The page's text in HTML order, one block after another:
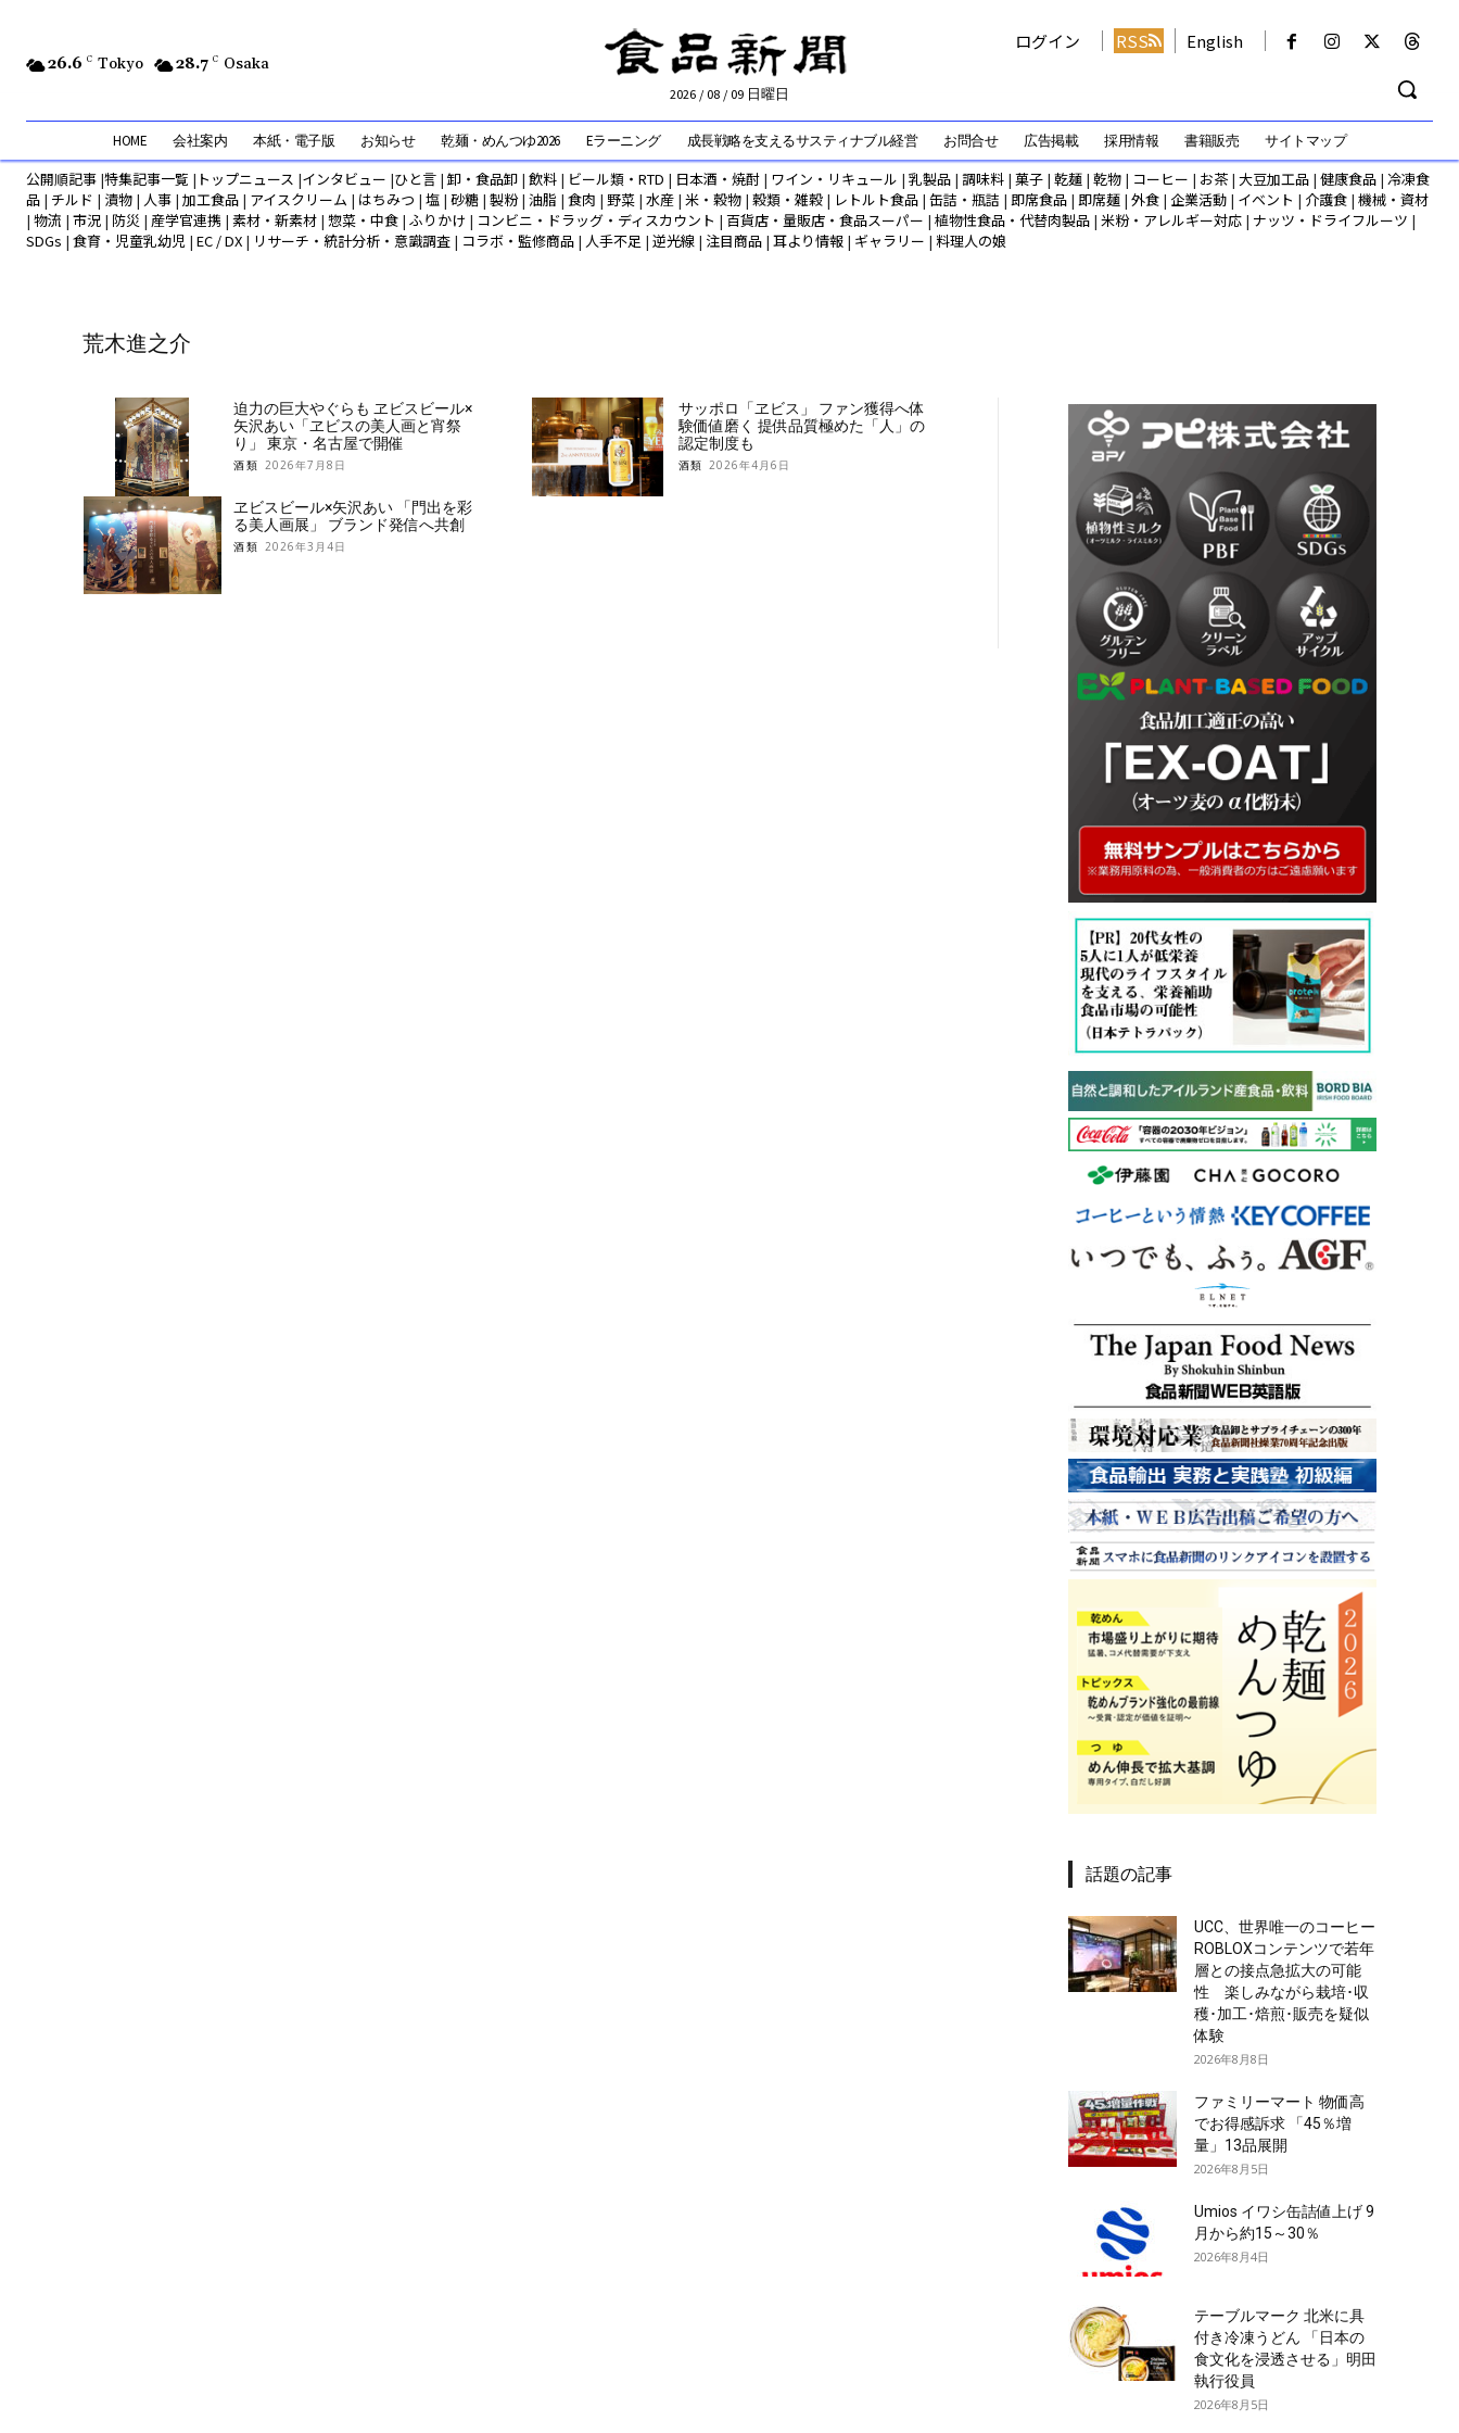
26.6 C Tokyo 28.7 C Osaka
2026 / 08 / 09 日曜日
ログイン RSS English
HOME 会社案内 本紙・電子版 お知らせ 乾麺・めんつゆ2026 Eラーニング 成長戦略を支えるサスティナブル経営 お問合せ 広告掲載 採用情報 書籍販売 サイトマップ
公開順記事 |特集記事一覧 | トップニュース |インタビュー |ひと言 |卸・食品卸 | 飲料 | ビール類・RTD | 日本酒・焼酎 | ワイン・リキュール | 乳製品 | 調味料 | 菓子 | 乾麺 | 乾物 | コーヒー | お茶 | 大豆加工品 | 健康食品 | 冷凍食
品 | チルド | 漬物 | 人事 | 加工食品 | アイスクリーム | はちみつ | 塩 | 砂糖 | 製粉| 油脂 | 食肉 | 野菜 | 水産 | 米・穀物 | 穀類・雑穀 | レトルト食品 | 缶詰・瓶詰 | 即席食品 | 即席麺 | 外食 | 企業活動 | イベント | 介護食 | 機械・資材
| 物流 | 市況 | 防災 | 産学官連携 | 素材・新素材 | 惣菜・中食 | ふりかけ | コンビニ・ドラッグ・ディスカウント | 百貨店・量販店・食品スーパー | 植物性食品・代替肉製品 | 米粉・アレルギー対応 | ナッツ・ドライフルーツ |
SDGs | 食育・児童乳幼児 | EC / DX | リサーチ・統計分析・意識調査 | コラボ・監修商品 | 人手不足 | 逆光線 | 注目商品 | 耳より情報 | ギャラリー | 料理人の娘
荒木進之介
迫力の巨大やぐらも ヱビスビール×
矢沢あい「ヱビスの美人画と宵祭
り」 東京・名古屋で開催
酒類 2026年7月8日
サッポロ「ヱビス」 ファン獲得へ体
験価値磨く 提供品質極めた「人」の
認定制度も
酒類 2026年4月6日
ヱビスビール×矢沢あい 「門出を彩
る美人画展」 ブランド発信へ共創
酒類 2026年3月4日
話題の記事
UCC、世界唯一のコーヒー
ROBLOXコンテンツで若年
層との接点急拡大の可能
性 楽しみながら栽培･収
穫･加工･焙煎･販売を疑似
体験
2026年8月8日
ファミリーマート 物価高
でお得感訴求 「45％増
量」13品展開
2026年8月5日
Umios イワシ缶詰値上げ 9
月から約15～30％
2026年8月4日
テーブルマーク 北米に具
付き冷凍うどん 「日本の
食文化を浸透させる」明田
執行役員
2026年8月5日